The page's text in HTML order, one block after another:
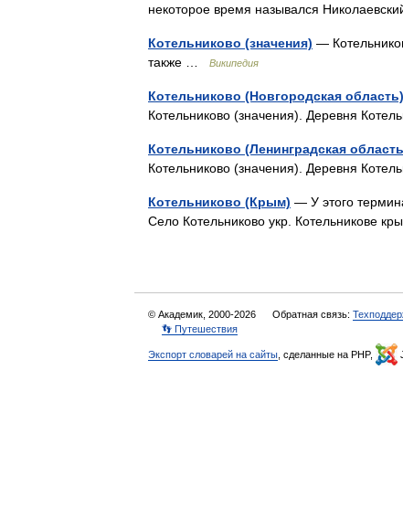
некоторое время назывался
Котельниково (значения) —
также …
Википедия
Котельниково (Новгородская область)
Котельниково (значения). Деревня
Котельниково (Ленинградская
Котельниково (значения). Деревня
Котельниково (Крым) — У этого
Село Котельниково укр. Котельникове
© Академик, 2000-2026 Обратная связь:
👣 Путешествия
Экспорт словарей на сайты , сделанные на PHP,